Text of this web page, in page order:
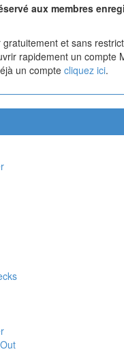
aux membres
et sans
rapidement un compte
un compte cliquez ici.